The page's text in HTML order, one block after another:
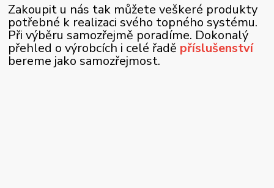
Zakoupit u nás tak můžete veškeré produkty
potřebné k realizaci svého topného systému.
Při výběru samozřejmě poradíme. Dokonalý
přehled o výrobcích i celé řadě příslušenství
bereme jako samozřejmost.